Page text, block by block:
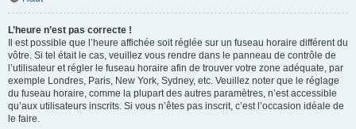
L’heure n’est pas correcte !
Il est possible que l’heure affichée soit réglée sur un fuseau horaire différent du
vôtre. Si tel était le cas, veuillez vous rendre dans le panneau de contrôle de
l’utilisateur et régler le fuseau horaire afin de trouver votre zone adéquate, par
exemple Londres, Paris, New York, Sydney, etc. Veuillez noter que le réglage
du fuseau horaire, comme la plupart des autres paramètres, n’est accessible
qu’aux utilisateurs inscrits. Si vous n’êtes pas inscrit, c’est l’occasion idéale de
le faire.